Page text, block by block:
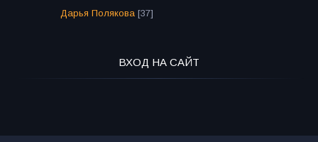
Дарья Полякова [37]
ВХОД НА САЙТ